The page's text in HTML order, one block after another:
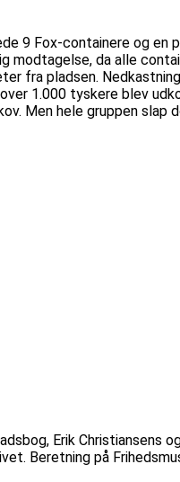
9 Fox-containere og en
modtagelse, da alle
fra pladsen.
1.000 tyskere blev
Men hele gruppen slap
Erik Christiansens
Beretning på